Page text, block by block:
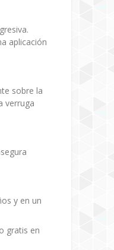
aplicación
sobre la
verruga
y en un
gratis en